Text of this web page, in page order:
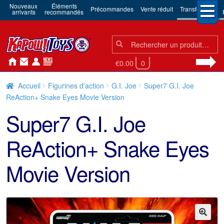
Nouveaux
arrivants
Éléments
recommandés Précommandes Vente réduit Transformers
Chercher:
Chercher
€0.00 0
Accueil Figurines d'action G.I. Joe
Super7 G.I. Joe
ReAction+ Snake Eyes Movie Version
Super7 G.I. Joe
ReAction+ Snake Eyes
Movie Version